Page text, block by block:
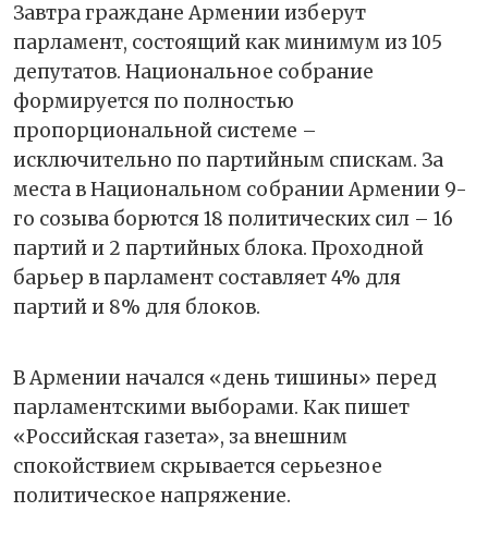
Завтра граждане Армении изберут
парламент, состоящий как минимум из 105
депутатов. Национальное собрание
формируется по полностью
пропорциональной системе –
исключительно по партийным спискам. За
места в Национальном собрании Армении 9-
го созыва борются 18 политических сил – 16
партий и 2 партийных блока. Проходной
барьер в парламент составляет 4% для
партий и 8% для блоков.
В Армении начался «день тишины» перед
парламентскими выборами. Как пишет
«Российская газета», за внешним
спокойствием скрывается серьезное
политическое напряжение.